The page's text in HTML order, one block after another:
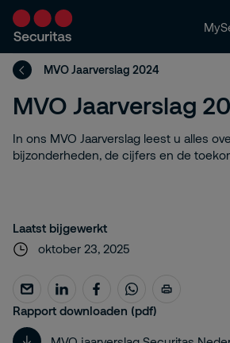
MVO Jaarverslag 2024
MVO Jaarverslag
In ons MVO Jaarverslag leest u alles
bijzonderheden, de cijfers en de
Laatst bijgewerkt
oktober 23, 2025
Rapport downloaden (pdf)